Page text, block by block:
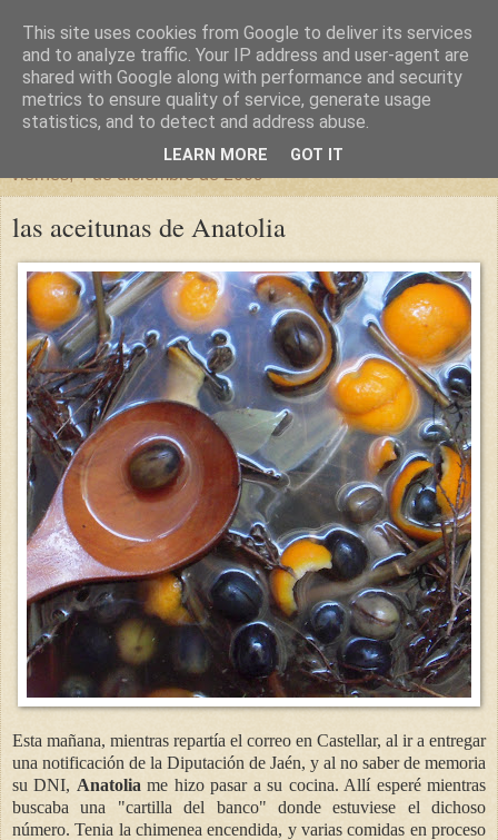
un sitio diferente
una casa para crecer, un castillo para soñar
viernes, 4 de diciembre de 2009
las aceitunas de Anatolia
Esta mañana, mientras repartía el correo en Castellar, al ir a entregar
una notificación de la Diputación de Jaén, y al no saber de memoria
su DNI, Anatolia me hizo pasar a su cocina. Allí esperé mientras
buscaba una "cartilla del banco" donde estuviese el dichoso
número. Tenia la chimenea encendida, y varias comidas en proceso
This site uses cookies from Google to deliver its services
and to analyze traffic. Your IP address and user-agent are
shared with Google along with performance and security
metrics to ensure quality of service, generate usage
statistics, and to detect and address abuse.
LEARN MORE GOT IT